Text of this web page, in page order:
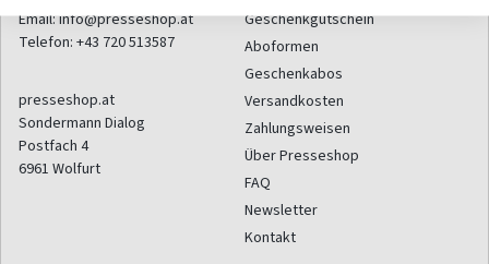
Email:info@presseshop.at
Telefon: +43 720 513587
presseshop.at
Sondermann Dialog
Postfach 4
6961 Wolfurt
Geschenkgutschein
Aboformen
Geschenkabos
Versandkosten
Zahlungsweisen
Über Presseshop
FAQ
Newsletter
Kontakt